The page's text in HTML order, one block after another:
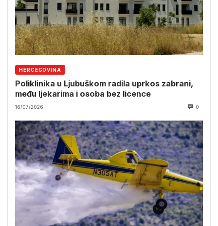
HERCEGOVINA
Poliklinika u Ljubuškom radila uprkos zabrani,
među ljekarima i osoba bez licence
16/07/2026 0